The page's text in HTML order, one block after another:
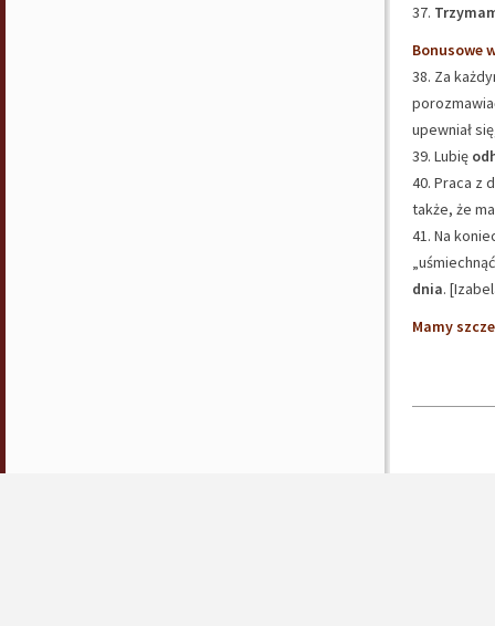
37.
Bonusowe
38. Za
upewniał
39. Lubię
40. Praca z
także, że
41. Na
dnia.
Mamy